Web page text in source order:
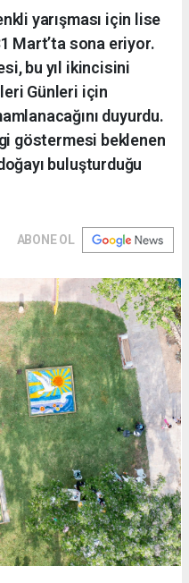
yarışması için lise
Mart’ta sona eriyor.
bu yıl ikincisini
Günleri için
duyurdu.
göstermesi beklenen
buluşturduğu
ABONE OL